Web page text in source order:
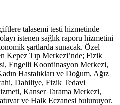
talasemi testi hizmetinde
istenen sağlık raporu hizmetini
şartlarda sunacak. Özel
Kepez Tıp Merkezi’nde; Fizik
Engelli Koordinasyon Merkezi,
Hastalıkları ve Doğum, Ağız
Dahiliye, Fizik Tedavi
Kanser Tarama Merkezi,
ve Halk Eczanesi bulunuyor.